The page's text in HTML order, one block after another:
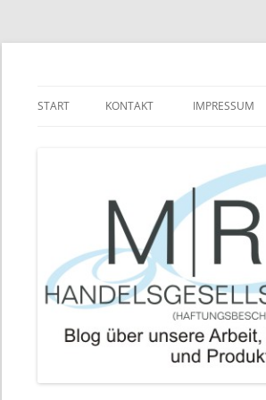
Zum
START KONTAKT IMPRESSUM